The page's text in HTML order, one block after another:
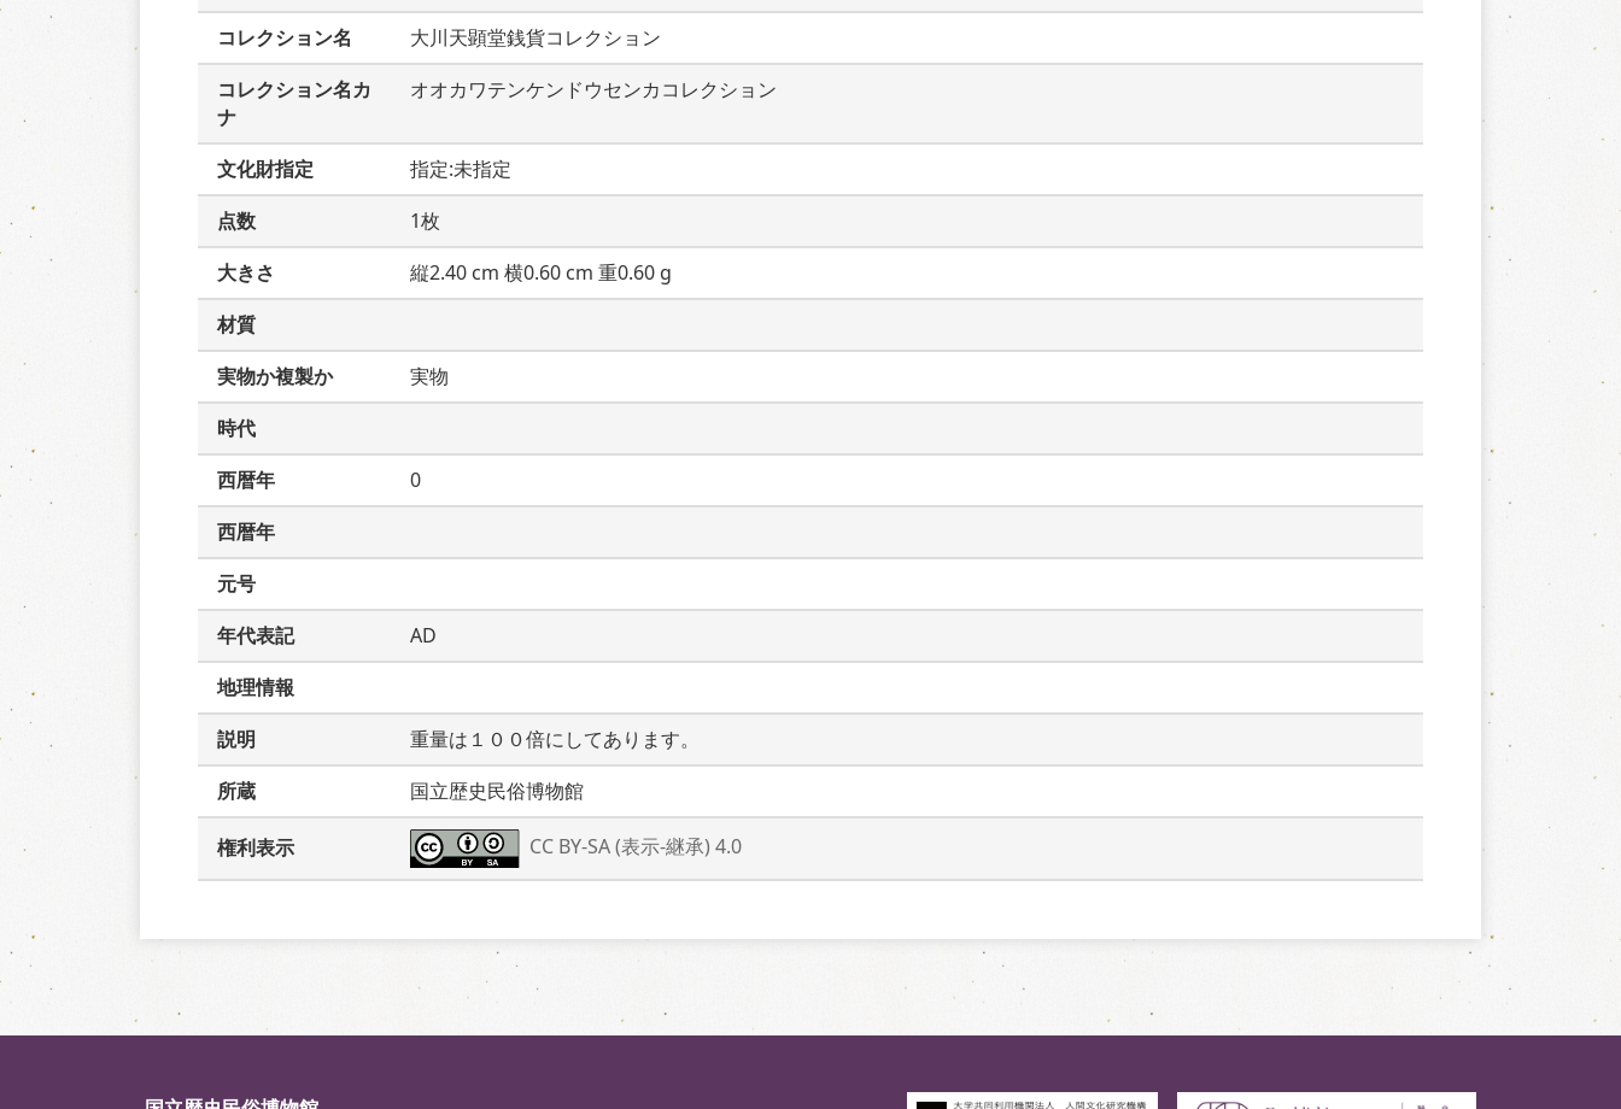
コレクション名
大川天顕堂銭貨コレクション
コレクション名カ
ナ
オオカワテンケンドウセンカコレクション
文化財指定
指定:未指定
点数
1枚
大きさ
縦2.40 cm 横0.60 cm 重0.60 g
材質
実物か複製か
実物
時代
西暦年
0
西暦年
元号
年代表記
AD
地理情報
説明
重量は１００倍にしてあります。
所蔵
国立歴史民俗博物館
権利表示 CC BY-SA (表示-継承) 4.0